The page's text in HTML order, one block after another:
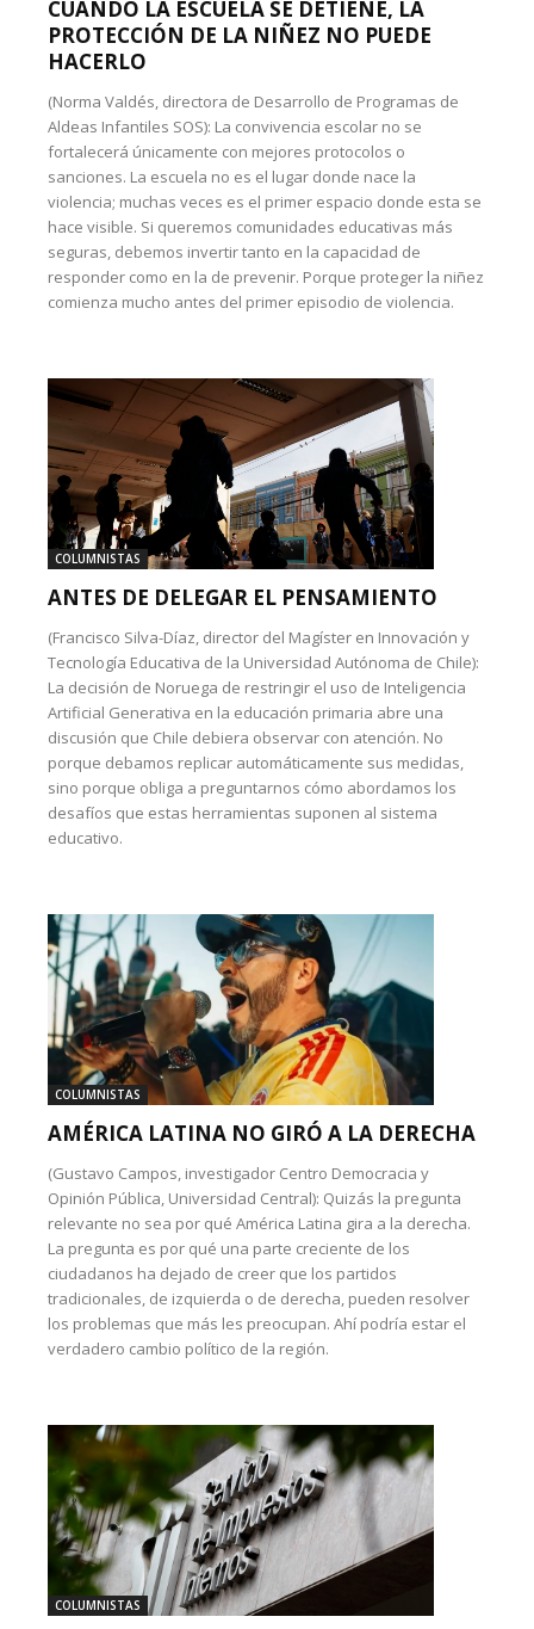
CUANDO LA ESCUELA SE DETIENE, LA
PROTECCIÓN DE LA NIÑEZ NO PUEDE
HACERLO
(Norma Valdés, directora de Desarrollo de Programas de
Aldeas Infantiles SOS): La convivencia escolar no se
fortalecerá únicamente con mejores protocolos o
sanciones. La escuela no es el lugar donde nace la
violencia; muchas veces es el primer espacio donde esta se
hace visible. Si queremos comunidades educativas más
seguras, debemos invertir tanto en la capacidad de
responder como en la de prevenir. Porque proteger la niñez
comienza mucho antes del primer episodio de violencia.
COLUMNISTAS
ANTES DE DELEGAR EL PENSAMIENTO
(Francisco Silva-Díaz, director del Magíster en Innovación y
Tecnología Educativa de la Universidad Autónoma de Chile):
La decisión de Noruega de restringir el uso de Inteligencia
Artificial Generativa en la educación primaria abre una
discusión que Chile debiera observar con atención. No
porque debamos replicar automáticamente sus medidas,
sino porque obliga a preguntarnos cómo abordamos los
desafíos que estas herramientas suponen al sistema
educativo.
COLUMNISTAS
AMÉRICA LATINA NO GIRÓ A LA DERECHA
(Gustavo Campos, investigador Centro Democracia y
Opinión Pública, Universidad Central): Quizás la pregunta
relevante no sea por qué América Latina gira a la derecha.
La pregunta es por qué una parte creciente de los
ciudadanos ha dejado de creer que los partidos
tradicionales, de izquierda o de derecha, pueden resolver
los problemas que más les preocupan. Ahí podría estar el
verdadero cambio político de la región.
COLUMNISTAS